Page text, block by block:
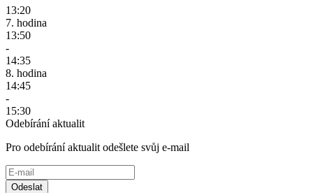
13:20
7. hodina
13:50
-
14:35
8. hodina
14:45
-
15:30
Odebírání aktualit
Pro odebírání aktualit odešlete svůj e-mail